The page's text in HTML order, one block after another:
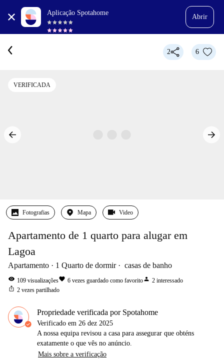
Aplicação Spotahome
Abrir
2 6
VERIFICADA
Fotografias Mapa Video
Apartamento de 1 quarto para alugar em
Lagoa
Apartamento 1 Quarto de dormir casas de banho
visibility 109 visualizaçõesfavorite 6 vezes guardado como favoritoperson 2 interessado
ios_share 2 vezes partilhado
Propriedade verificada por Spotahome
Verificado em 26 dez 2025
A nossa equipa revisou a casa para assegurar que obténs
exatamente o que vês no anúncio.
Mais sobre a verificação